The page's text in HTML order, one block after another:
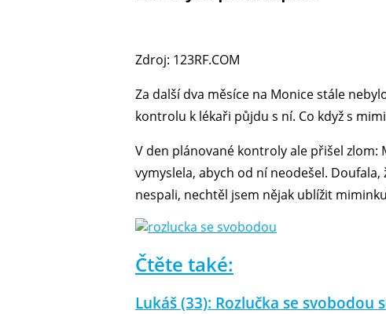
Zdroj: 123RF.COM
Za další dva měsíce na Monice stále
kontrolu k lékaři půjdu s ní. Co když s
V den plánované kontroly ale přišel zlom:
vymyslela, abych od ní neodešel.
nespali, nechtěl jsem nějak ublížit
Čtěte také:
Lukáš (33): Rozlučka se